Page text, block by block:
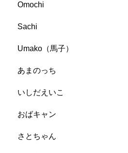
Omochi
Sachi
Umako（馬子）
あまのっち
いしだえいこ
おばキャン
さとちゃん